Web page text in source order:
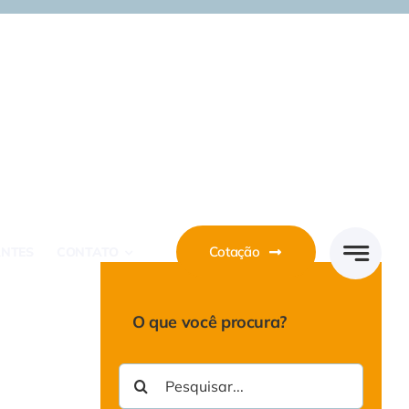
Cotação
O que você procura?
Buscar
resultados